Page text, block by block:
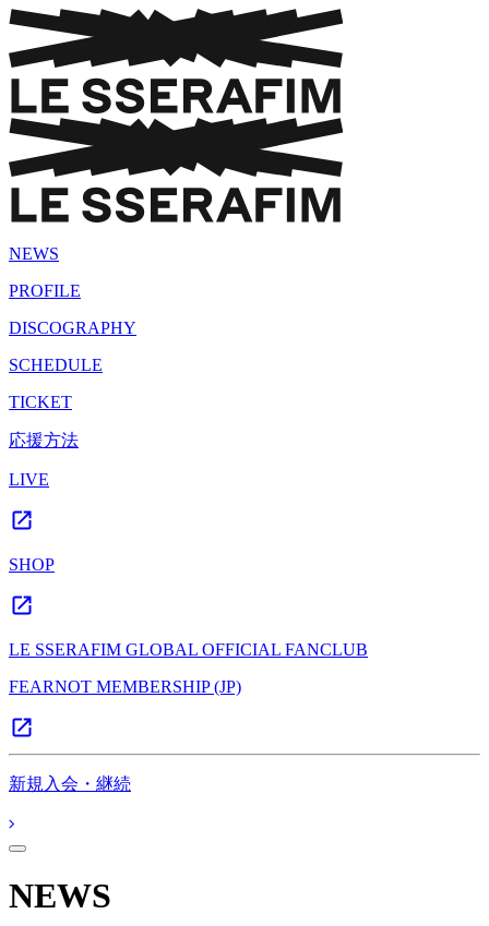
NEWS
PROFILE
DISCOGRAPHY
SCHEDULE
TICKET
応援方法
LIVE
SHOP
LE SSERAFIM GLOBAL OFFICIAL FANCLUB
FEARNOT MEMBERSHIP (JP)
新規入会・継続
NEWS